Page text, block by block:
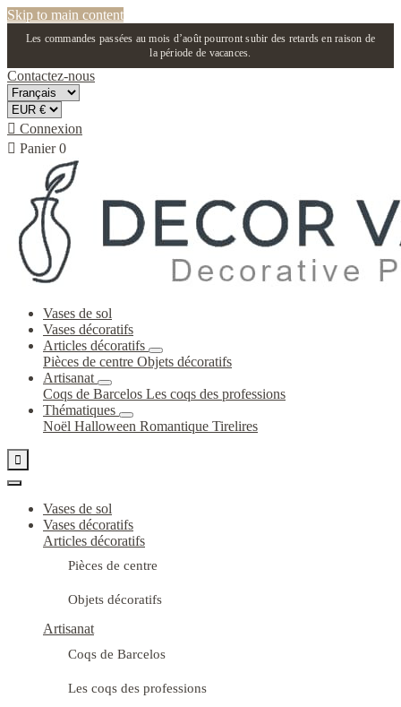
Skip to main content
Les commandes passées au mois d’août pourront subir des retards en raison de
la période de vacances.
Contactez-nous
 Connexion
 Panier 0
Vases de sol
Vases décoratifs
Articles décoratifs
Pièces de centre Objets décoratifs
Artisanat
Coqs de Barcelos Les coqs des professions
Thématiques
Noël Halloween Romantique Tirelires

Vases de sol
Vases décoratifs
Articles décoratifs
Pièces de centre
Objets décoratifs
Artisanat
Coqs de Barcelos
Les coqs des professions